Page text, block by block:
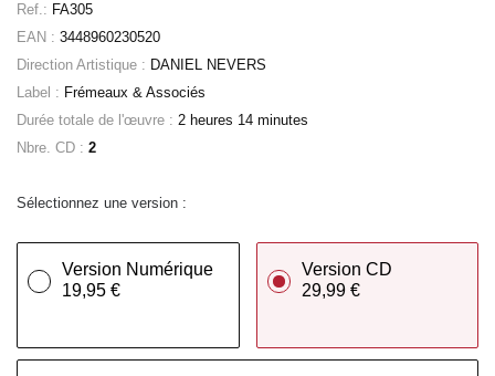
Ref.: FA305
EAN : 3448960230520
Direction Artistique : DANIEL NEVERS
Label : Frémeaux & Associés
Durée totale de l'œuvre : 2 heures 14 minutes
Nbre. CD : 2
Sélectionnez une version :
Version Numérique
19,95 €
Version CD
29,99 €